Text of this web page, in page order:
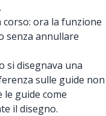
ora la funzione
senza annullare
si disegnava una
sulle guide non
guide come
il disegno.